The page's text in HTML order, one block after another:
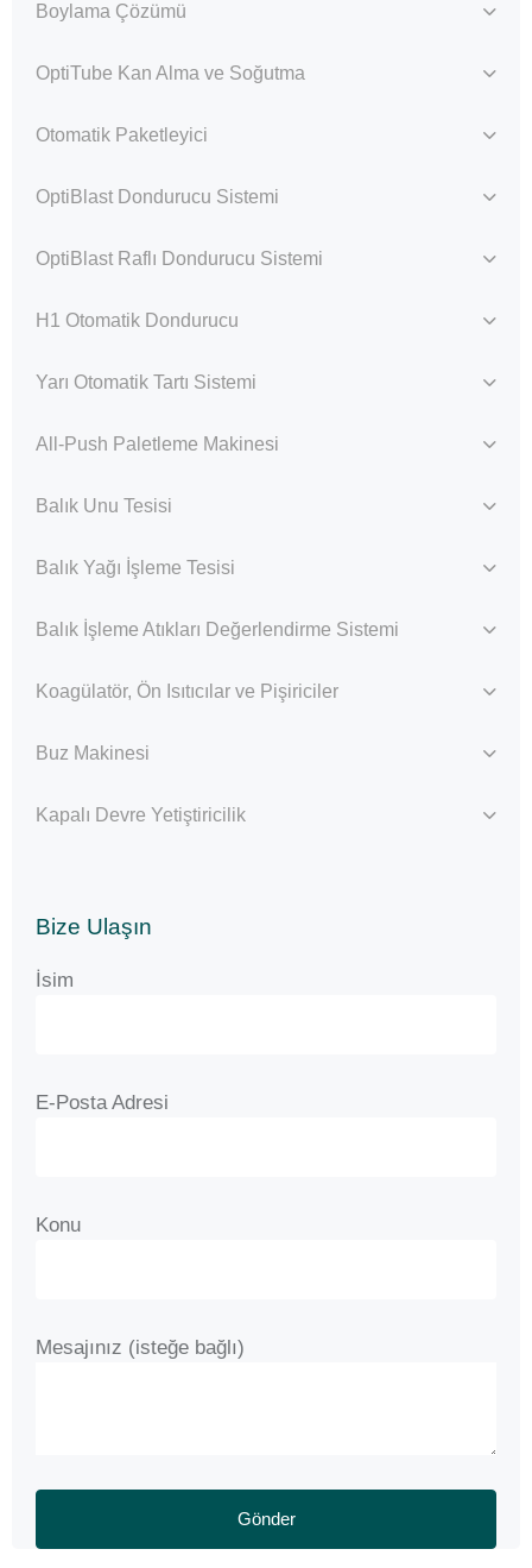
Boylama Çözümü
OptiTube Kan Alma ve Soğutma
Otomatik Paketleyici
OptiBlast Dondurucu Sistemi
OptiBlast Raflı Dondurucu Sistemi
H1 Otomatik Dondurucu
Yarı Otomatik Tartı Sistemi
All-Push Paletleme Makinesi
Balık Unu Tesisi
Balık Yağı İşleme Tesisi
Balık İşleme Atıkları Değerlendirme Sistemi
Koagülatör, Ön Isıtıcılar ve Pişiriciler
Buz Makinesi
Kapalı Devre Yetiştiricilik
Bize Ulaşın
İsim
E-Posta Adresi
Konu
Mesajınız (isteğe bağlı)